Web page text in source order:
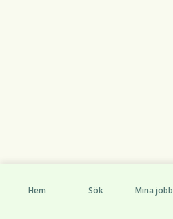
Hem Sök Mina jobb